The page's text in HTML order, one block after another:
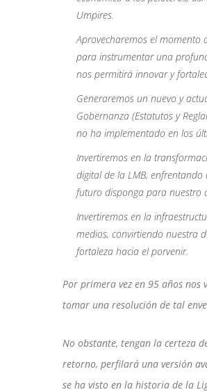
Umpires.
Aprovecharemos el momento
para instrumentar una
nos permitirá innovar y
Generaremos un nuevo y
Gobernanza (Estatutos y
no ha implementado en los
Invertiremos en la
digital de la LMB, enfrentando
futuro disponga para nuestro
Invertiremos en la
medios, convirtiendo nuestra
fortaleza hacia el porvenir.
Por primera vez en 95 años nos
tomar una resolución de tal
No obstante, tengan la certeza
retorno, perfilará una versión
se ha visto en la historia de la